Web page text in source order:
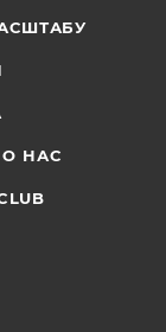
О НАС